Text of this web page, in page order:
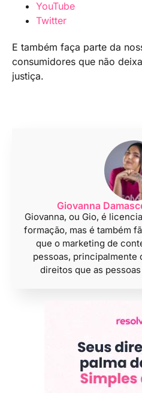
YouTube
Twitter
E também faça parte da
consumidores que não
justiça.
Giovanna
Giovanna, ou Gio, é
formação, mas é também
que o marketing de
pessoas, principalmente
direitos que as